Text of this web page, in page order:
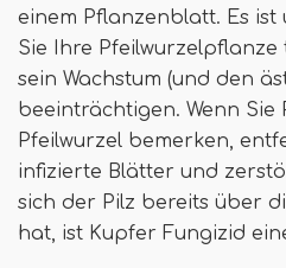
einem Pflanzenblatt. Es ist
Sie Ihre
sein Wachstum (und den
beeinträchtigen. Wenn Sie
Pfeilwurzel bemerken,
infizierte Blätter und
sich der Pilz bereits über
hat, ist Kupfer Fungizid